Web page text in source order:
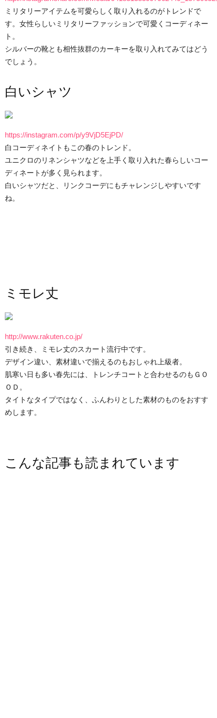
ミリタリーアイテムを可愛らしく取り入れるのがトレンドで
す。女性らしいミリタリーファッションで可愛くコーディネー
ト。
シルバーの靴とも相性抜群のカーキーを取り入れてみてはどう
でしょう。
白いシャツ
https://instagram.com/p/y9VjD5EjPD/
白コーディネイトもこの春のトレンド。
ユニクロのリネンシャツなどを上手く取り入れた春らしいコー
ディネートが多く見られます。
白いシャツだと、リンクコーデにもチャレンジしやすいです
ね。
ミモレ丈
http://www.rakuten.co.jp/
引き続き、ミモレ丈のスカート流行中です。
デザイン違い、素材違いで揃えるのもおしゃれ上級者。
肌寒い日も多い春先には、トレンチコートと合わせるのもＧＯ
ＯＤ。
タイトなタイプではなく、ふんわりとした素材のものをおすす
めします。
こんな記事も読まれています